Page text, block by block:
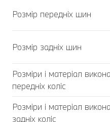
Розмір передніх шин
Розмір задніх шин
Розміри і матеріал
передніх коліс
Розміри і матеріал
задніх коліс